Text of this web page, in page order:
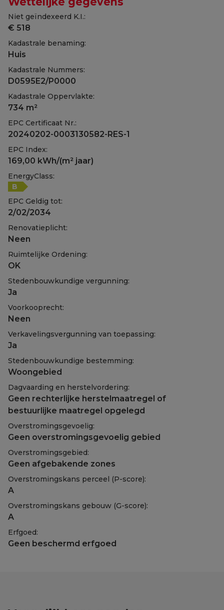
Niet geïndexeerd K.I.:
€ 518
Kadastrale benaming:
Huis
Kadastrale Nummers:
D0595E2/P0000
Kadastrale Oppervlakte:
734 m²
EPC Certificaat Nr.:
20240202-0003130582-RES-1
EPC Index:
169,00 kWh/(m² jaar)
EnergyClass:
B
EPC Geldig tot:
2/02/2034
Renovatieplicht:
Neen
Ruimtelijke Ordening:
OK
Stedenbouwkundige vergunning:
Ja
Voorkooprecht:
Neen
Verkavelingsvergunning van toepassing:
Ja
Stedenbouwkundige bestemming:
Woongebied
Dagvaarding en herstelvordering:
Geen rechterlijke herstelmaatregel of
bestuurlijke maatregel opgelegd
Overstromingsgevoelig:
Geen overstromingsgevoelig gebied
Overstromingsgebied:
Geen afgebakende zones
Overstromingskans perceel (P-score):
A
Overstromingskans gebouw (G-score):
A
Erfgoed:
Geen beschermd erfgoed